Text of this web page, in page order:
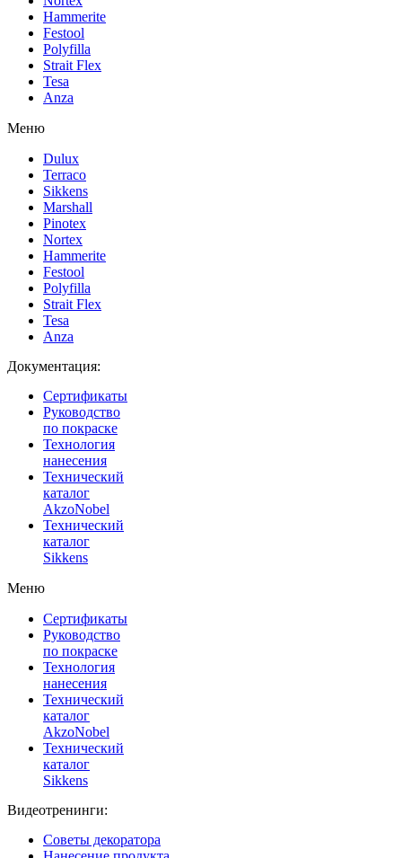
Hammerite
Festool
Polyfilla
Strait Flex
Tesa
Anza
Меню
Dulux
Terraco
Sikkens
Marshall
Pinotex
Nortex
Hammerite
Festool
Polyfilla
Strait Flex
Tesa
Anza
Документация:
Сертификаты
Руководство
по покраске
Технология
нанесения
Технический
каталог
AkzoNobel
Технический
каталог
Sikkens
Меню
Сертификаты
Руководство
по покраске
Технология
нанесения
Технический
каталог
AkzoNobel
Технический
каталог
Sikkens
Видеотренинги:
Советы декоратора